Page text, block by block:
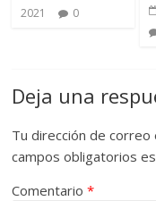
2021
0
Deja una
Tu dirección de correo
campos obligatorios
Comentario*